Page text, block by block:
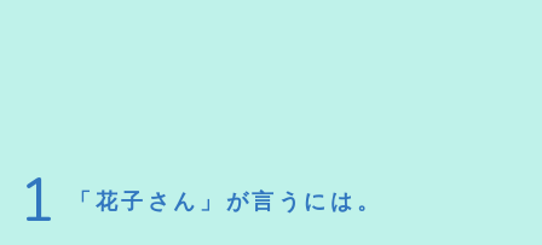
1 「花子さん」が言うには。